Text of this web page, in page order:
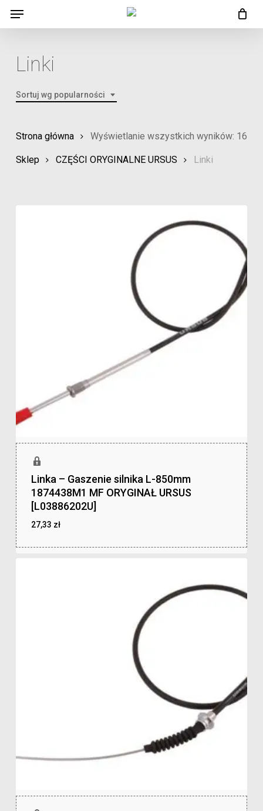
Skip
to
Menu
Linki
Sortuj wg popularności
Wyświetlanie wszystkich wyników: 16
Strona główna
Sklep CZĘŚCI ORYGINALNE URSUS Linki
Linka – Gaszenie silnika L-850mm
1874438M1 MF ORYGINAŁ URSUS
[L03886202U]
27,33 zł
Menu